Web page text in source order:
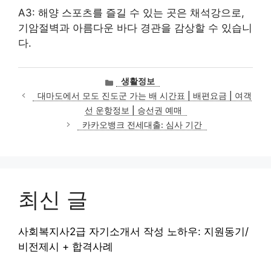
A3: 해양 스포츠를 즐길 수 있는 곳은 채석강으로,
기암절벽과 아름다운 바다 경관을 감상할 수 있습니
다.
카
테
고
리
생활정보
대마도에서 모도 진도군 가는 배 시간표 | 배편요금 | 여객
선 운항정보 | 승선권 예매
카카오뱅크 전세대출: 심사 기간
최신 글
사회복지사2급 자기소개서 작성 노하우: 지원동기/
비전제시 + 합격사례